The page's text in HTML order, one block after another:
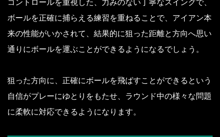
コントロールを重視した、力みのない丁寧なスイングで、
ボールを正確に捕らえる練習を重ねることで、アイアン本
来の性能がいかされて、結果的に狙った距離と方向へ思い
通りにボールを運ぶことができるようになるでしょう。
狙った方向に、正確にボールを飛ばすことができるという
自信がプレーにゆとりをもたせ、ラウンド中の様々な問題
に柔軟に対応できるようになります。